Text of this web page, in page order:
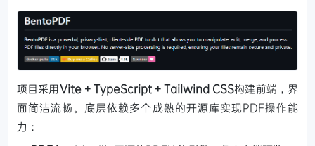
项目采用Vite + TypeScript + Tailwind CSS构建前端，界
面简洁流畅。底层依赖多个成熟的开源库实现PDF操作能
力：